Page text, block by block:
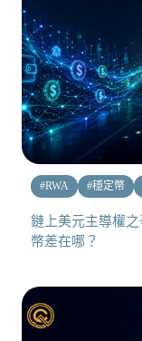
#RWA #穩定幣
鏈上美元主導權
幣差在哪？